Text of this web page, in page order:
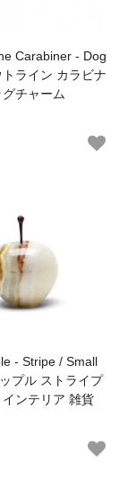
Carabiner - Dog
トライン カラビナ
グチャーム
- Stripe / Small
プル ストライプ
インテリア 雑貨